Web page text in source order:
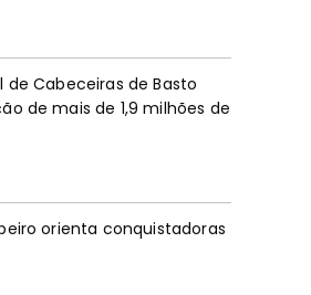
de Cabeceiras de Basto
de mais de 1,9 milhões de
orienta conquistadoras